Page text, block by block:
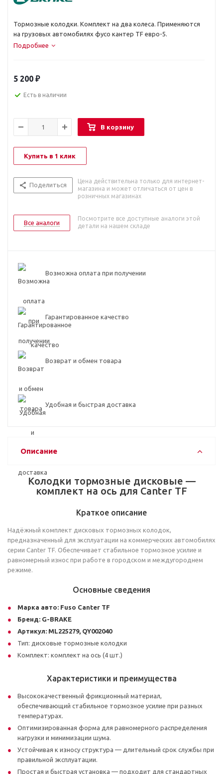
Тормозные колодки. Комплект на два колеса. Применяются
на грузовых автомобилях фусо кантер TF евро-5.
Подробнее
5 200 ₽
Есть в наличии
В корзину
Купить в 1 клик
Поделиться
Цена действительна только для интернет-
магазина и может отличаться от цен в
розничных магазинах
Все аналоги
Посмотрите все доступные аналоги этой
детали на нашем складе
Возможна оплата при получении
Гарантированное качество
Возврат и обмен товара
Удобная и быстрая доставка
Описание
Колодки тормозные дисковые —
комплект на ось для Canter TF
Краткое описание
Надёжный комплект дисковых тормозных колодок,
предназначенный для эксплуатации на коммерческих автомобилях
серии Canter TF. Обеспечивает стабильное тормозное усилие и
равномерный износ при работе в городском и междугороднем
режиме.
Основные сведения
Марка авто: Fuso Canter TF
Бренд: G-BRAKE
Артикул: ML225279, QY002040
Тип: дисковые тормозные колодки
Комплект: комплект на ось (4 шт.)
Характеристики и преимущества
Высококачественный фрикционный материал,
обеспечивающий стабильное тормозное усилие при разных
температурах.
Оптимизированная форма для равномерного распределения
нагрузки и минимизации шума.
Устойчивая к износу структура — длительный срок службы при
правильной эксплуатации.
Простая и быстрая установка — подходит для стандартных